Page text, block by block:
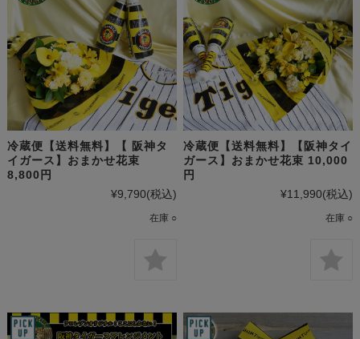
冷蔵便【送料無料】【 阪神タ
イガース】おまかせ花束
8,800円
¥9,790(税込)
在庫 ○
冷蔵便【送料無料】【阪神タイ
ガース】おまかせ花束 10,000
円
¥11,990(税込)
在庫 ○